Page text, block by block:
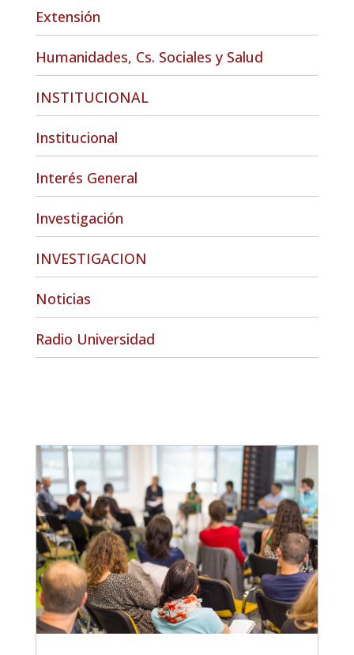
Extensión
Humanidades, Cs. Sociales y Salud
INSTITUCIONAL
Institucional
Interés General
Investigación
INVESTIGACION
Noticias
Radio Universidad